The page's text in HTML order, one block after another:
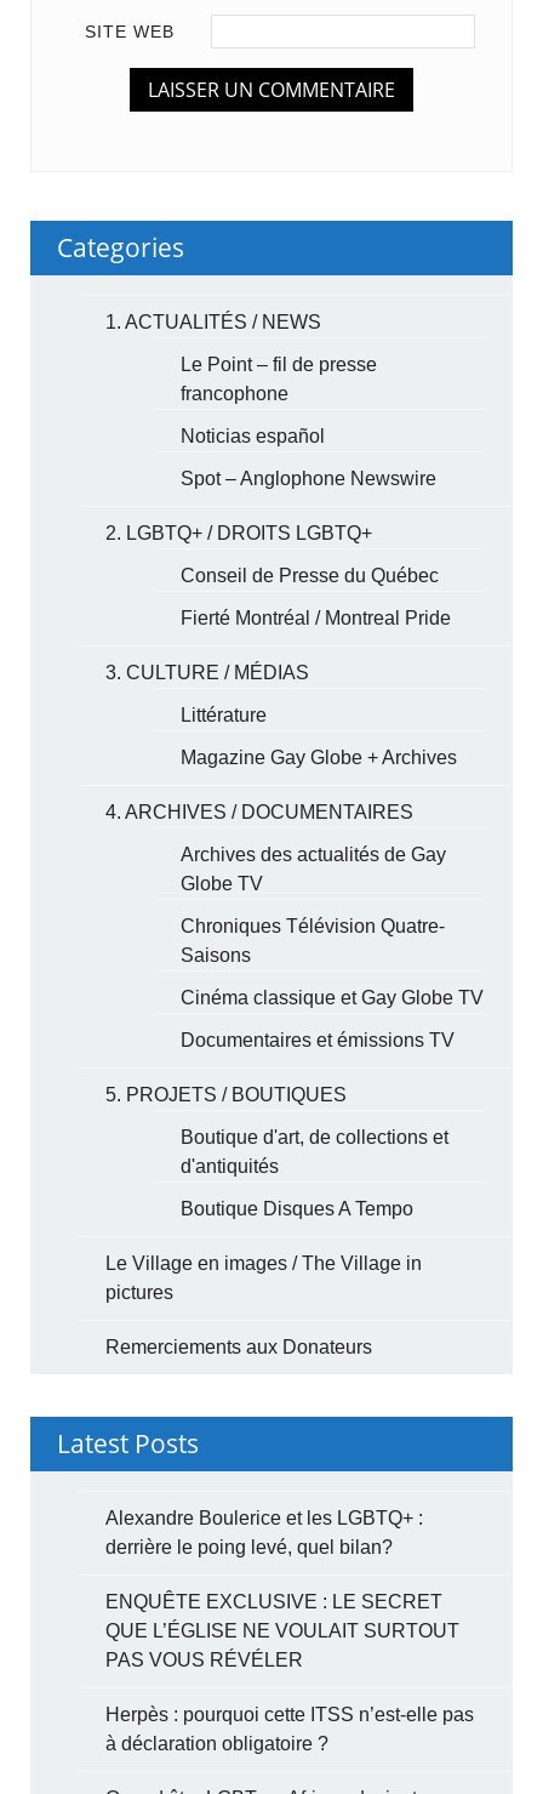
SITE WEB
Categories
1. ACTUALITÉS / NEWS
Le Point – fil de presse
francophone
Noticias español
Spot – Anglophone Newswire
2. LGBTQ+ / DROITS LGBTQ+
Conseil de Presse du Québec
Fierté Montréal / Montreal Pride
3. CULTURE / MÉDIAS
Littérature
Magazine Gay Globe + Archives
4. ARCHIVES / DOCUMENTAIRES
Archives des actualités de Gay
Globe TV
Chroniques Télévision Quatre-
Saisons
Cinéma classique et Gay Globe TV
Documentaires et émissions TV
5. PROJETS / BOUTIQUES
Boutique d'art, de collections et
d'antiquités
Boutique Disques A Tempo
Le Village en images / The Village in
pictures
Remerciements aux Donateurs
Latest Posts
Alexandre Boulerice et les LGBTQ+ :
derrière le poing levé, quel bilan?
ENQUÊTE EXCLUSIVE : LE SECRET
QUE L’ÉGLISE NE VOULAIT SURTOUT
PAS VOUS RÉVÉLER
Herpès : pourquoi cette ITSS n’est-elle pas
à déclaration obligatoire ?